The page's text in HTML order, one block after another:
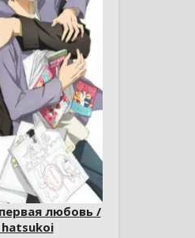
любовь /
hatsukoi